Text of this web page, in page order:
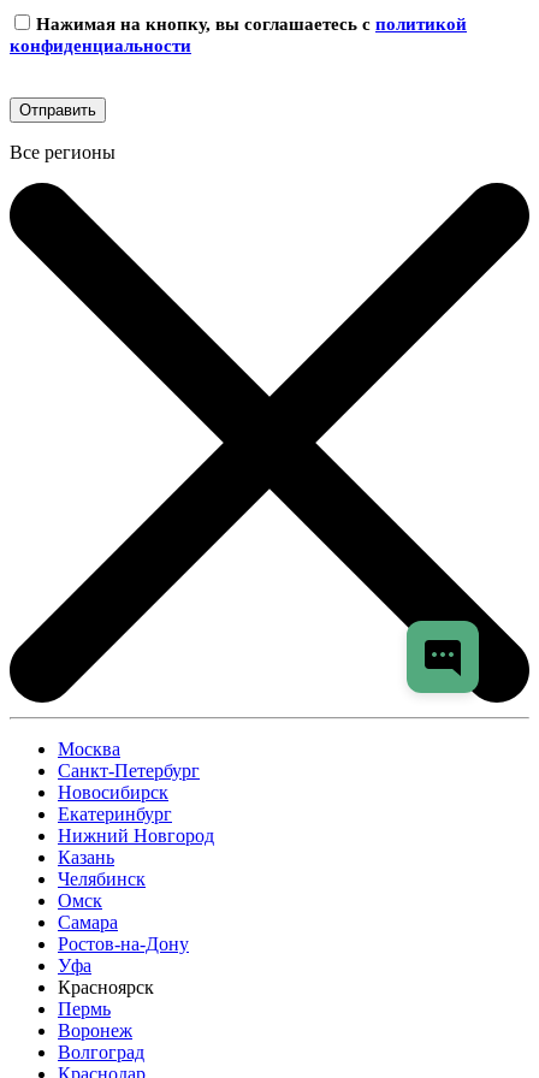
Нажимая на кнопку, вы соглашаетесь с политикой
конфиденциальности
Все регионы
Москва
Санкт-Петербург
Новосибирск
Екатеринбург
Нижний Новгород
Казань
Челябинск
Омск
Самара
Ростов-на-Дону
Уфа
Красноярск
Пермь
Воронеж
Волгоград